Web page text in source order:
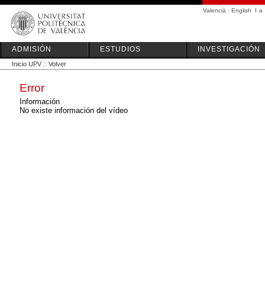
Valencià · English I a
ADMISIÓN ESTUDIOS INVESTIGACIÓN
Inicio UPV :: Volver
Error
Información
No existe información del vídeo